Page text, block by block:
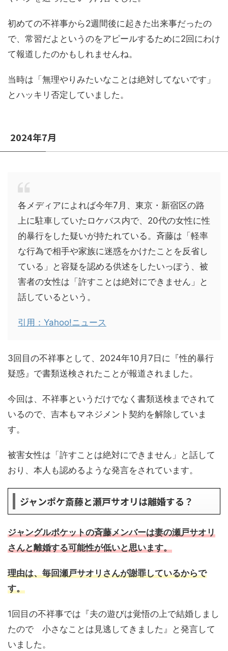
初めての不祥事から2週間後に起きた出来事だったの
で、常習だよというのをアピールするために2回にわけ
て報道したのかもしれませんね。
当時は「無理やりみたいなことは絶対してないです」
とハッキリ否定していました。
2024年7月
各メディアによれば今年7月、東京・新宿区の路
上に駐車していたロケバス内で、20代の女性に性
的暴行をした疑いが持たれている。斉藤は「軽率
な行為で相手や家族に迷惑をかけたことを反省し
ている」と容疑を認める供述をしたいっぽう、被
害者の女性は「許すことは絶対にできません」と
話しているという。
引用：Yahoo!ニュース
3回目の不祥事として、2024年10月7日に『性的暴行
疑惑』で書類送検されたことが報道されました。
今回は、不祥事というだけでなく書類送検までされて
いるので、吉本もマネジメント契約を解除していま
す。
被害女性は「許すことは絶対にできません」と話して
おり、本人も認めるような発言をされています。
ジャンポケ斎藤と瀬戸サオリは離婚する？
ジャングルポケットの斉藤メンバーは妻の瀬戸サオリ
さんと離婚する可能性が低いと思います。
理由は、毎回瀬戸サオリさんが謝罪しているからで
す。
1回目の不祥事では『夫の遊びは覚悟の上で結婚しまし
たので 小さなことは見逃してきました』と発言して
いました。